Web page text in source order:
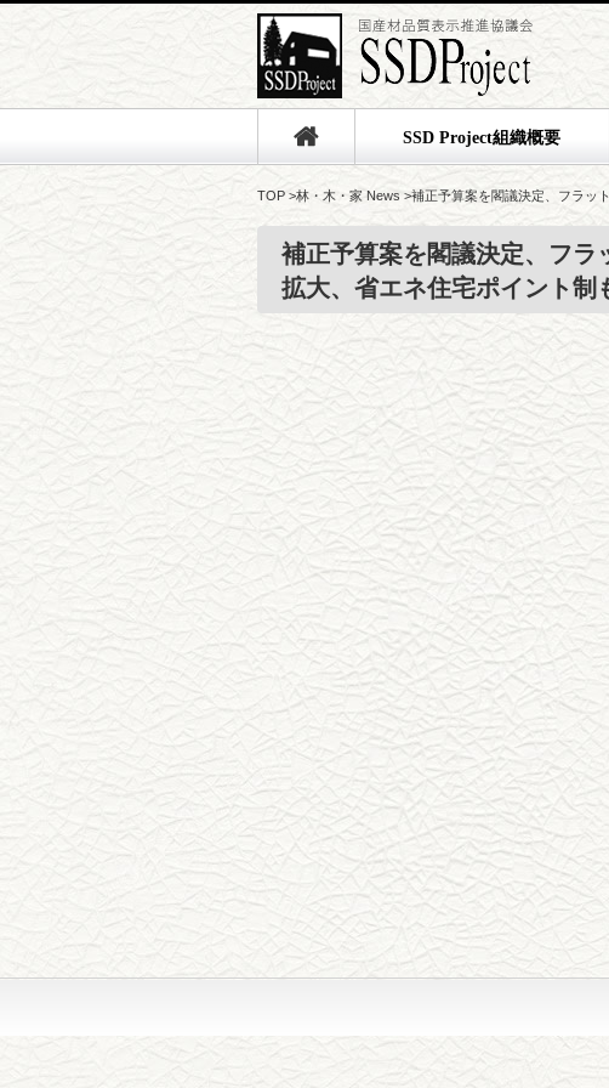
SSD Project組織概要
TOP >林・木・家 News >補正予算案を閣議決定、フラッ
補正予算案を閣議決定、フラ
拡大、省エネ住宅ポイント制